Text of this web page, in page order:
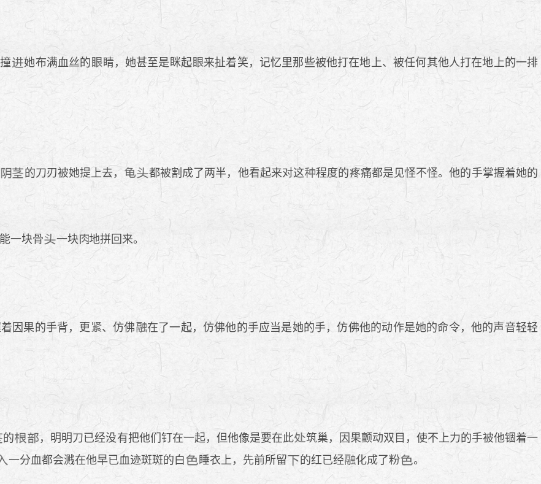
她布满血丝的 睛，她甚至是眯起
来扯着笑，记忆里那些被他打在地上、被任何其他人打在地上的一排
的刀刃被她提上去， 都被割成了两半，他看起来对这
程度的疼痛都是见怪不怪。他的手掌握着她的
一块骨 一块 地拼回来。
因果的手背，更 、仿佛
在了一起，仿佛他的手应当是她的手，仿佛他的动作是她的命令，他的声音轻轻
的 ，明明刀已经没有把他们钉在一起，但他像是要在此
筑巢，因果颤动双目，使不上力的手被他锢着一
一分血都会溅在他早已血迹斑斑的白 睡衣上，先前所留 的红已经 化成了粉 。